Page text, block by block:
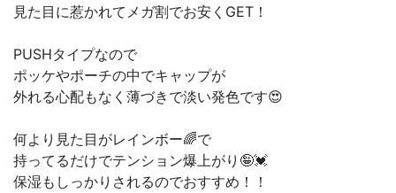
見た目に惹かれてメガ割でお安くGET！
PUSHタイプなので
ポッケやポーチの中でキャップが
外れる心配もなく薄づきで淡い発色です😍
何より見た目がレインボー🌈で
持ってるだけでテンション爆上がり🤪💓
保湿もしっかりされるのでおすすめ！！